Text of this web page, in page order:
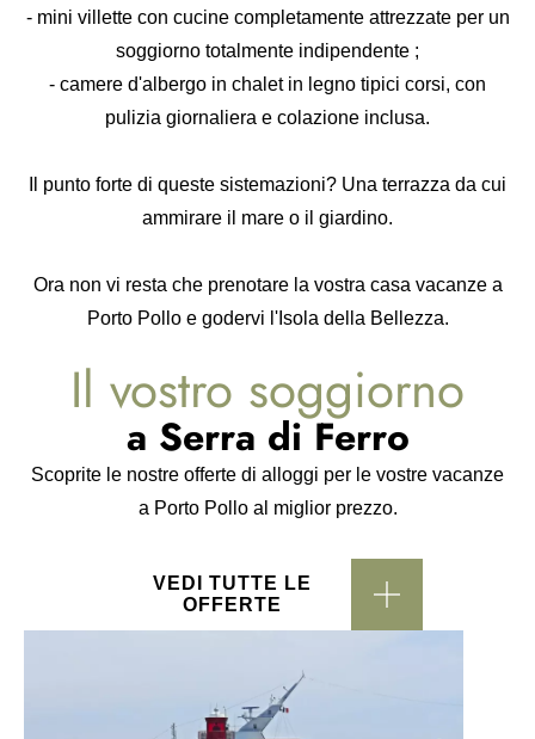
- mini villette con cucine completamente attrezzate per un
soggiorno totalmente indipendente ;
- camere d'albergo in chalet in legno tipici corsi, con
pulizia giornaliera e colazione inclusa.
Il punto forte di queste sistemazioni? Una terrazza da cui
ammirare il mare o il giardino.
Ora non vi resta che prenotare la vostra casa vacanze a
Porto Pollo e godervi l'Isola della Bellezza.
Il vostro soggiorno
a Serra di Ferro
Scoprite le nostre offerte di alloggi per le vostre vacanze
a Porto Pollo al miglior prezzo.
VEDI TUTTE LE
OFFERTE